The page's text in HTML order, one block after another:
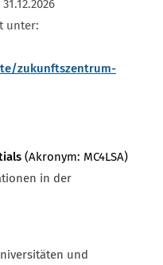
unter:
zukunftszentrum-
(Akronym: MC4LSA)
in der
und